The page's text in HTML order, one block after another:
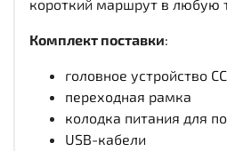
короткий маршрут в любую
Комплект поставки:
головное устройство
переходная рамка
колодка питания для
USB-кабели